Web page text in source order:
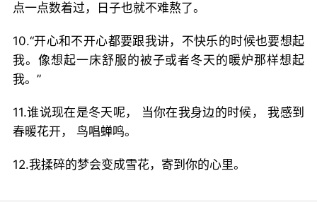
点一点数着过，日子也就不难熬了。
10.“开心和不开心都要跟我讲，不快乐的时候也要想起
我。像想起一床舒服的被子或者冬天的暖炉那样想起
我。”
11.谁说现在是冬天呢， 当你在我身边的时候， 我感到
春暖花开， 鸟唱蝉鸣。
12.我揉碎的梦会变成雪花，寄到你的心里。